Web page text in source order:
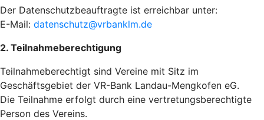
Der Datenschutzbeauftragte ist erreichbar unter:
E-Mail: datenschutz@vrbanklm.de
2. Teilnahmeberechtigung
Teilnahmeberechtigt sind Vereine mit Sitz im
Geschäftsgebiet der VR-Bank Landau-Mengkofen eG.
Die Teilnahme erfolgt durch eine vertretungsberechtigte
Person des Vereins.